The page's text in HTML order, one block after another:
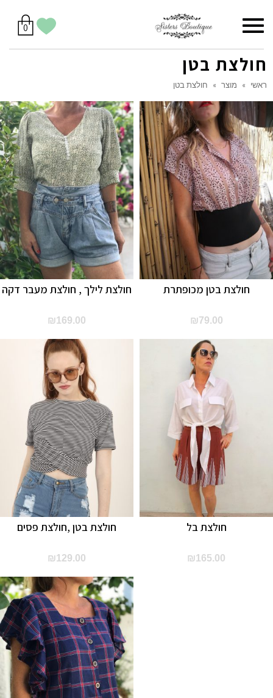
יש
לך
0מוצרים
בסל
הווישליסט
תפריט
חולצת בטן
ראשי » מוצר » חולצת בטן
חולצת לילך , חולצת מעבר דקה
₪169.00
חולצת בטן מכופתרת
₪79.00
חולצת בטן ,חולצת פסים
₪129.00
חולצת בל
₪165.00